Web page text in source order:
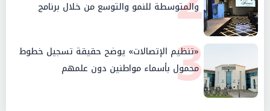
والمتوسطة للنمو والتوسع من خلال برنامج
أبطال المشروعات الصغيرة والمتوسطة
3
«تنظيم الإتصالات» يوضح حقيقة تسجيل خطوط
محمول بأسماء مواطنين دون علمهم